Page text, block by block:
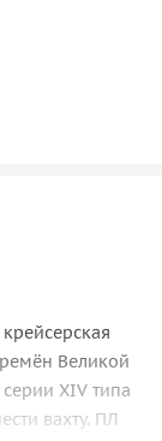
ВОВ
Великой
XIV типа
вахту. ПЛ